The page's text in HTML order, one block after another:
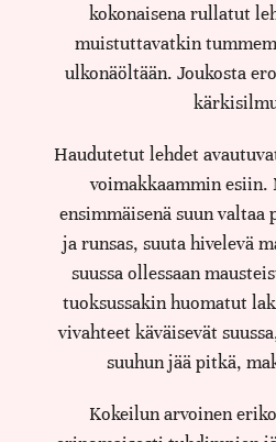
kokonaisena rullatut
muistuttavatkin
ulkonäöltään. Joukosta
Haudutetut lehdet
voimakkaammin esiin.
ensimmäisenä suun valtaa
ja runsas, suuta hivelevä
suussa ollessaan
tuoksussakin huomatut
vivahteet käväisevät
suuhun jää pitkä,
Kokeilun arvoinen